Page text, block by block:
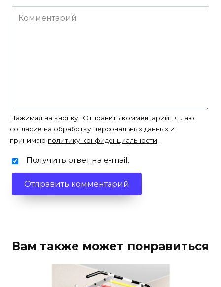
*
Комментарий
Нажимая на кнопку "Отправить комментарий", я даю
согласие на обработку персональных данных и
принимаю политику конфиденциальности.
Получить ответ на e-mail.
Вам также может понравиться